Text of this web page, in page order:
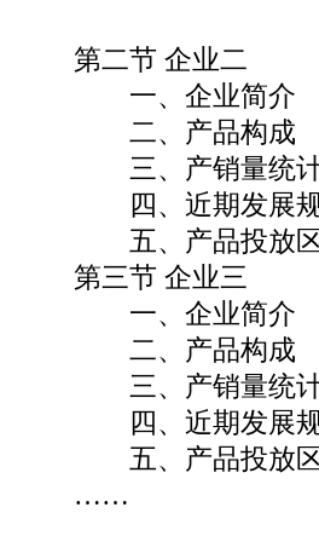
第二节 企业二
一、企业简介
二、产品构成
三、产销量统
四、近期发展规
五、产品投放区
第三节 企业三
一、企业简介
二、产品构成
三、产销量统
四、近期发展规
五、产品投放区
……